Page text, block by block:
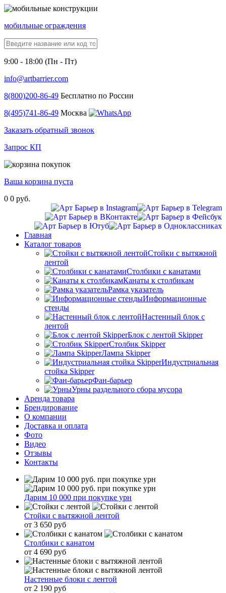
мобильные ограждения
9:00 - 18:00 (Пн - Пт)
info@artbarrier.com
8(800)200-86-49 Бесплатно по России
8(495)741-86-49 Москва
Заказать обратный звонок
Запрос КП
Ваша корзина пуста
0 0 руб.
Главная
Каталог товаров
Стойки с вытяжной
лентой
Столбики с канатами
Канаты к столбикам
Рамка указатель
Информационные
стенды
Настенный блок с
лентой
Блок с лентой Skipper
Столбик Skipper
Лампа Skipper
Индустриальная
стойка Skipper
Фан-барьер
Урны раздельного сбора мусора
Аренда товара
Брендирование
О компании
Доставка и оплата
Фото
Видео
Отзывы
Контакты
Дарим 10 000 при покупке урн
Стойки с вытяжной лентой
от 3 650 руб
Столбики с канатом
от 4 690 руб
Настенные блоки с лентой
от 2 190 руб